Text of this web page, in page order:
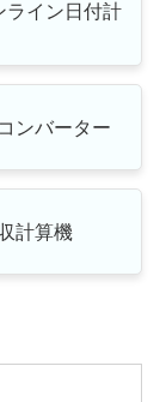
ライン日付計
ンバーター
計算機